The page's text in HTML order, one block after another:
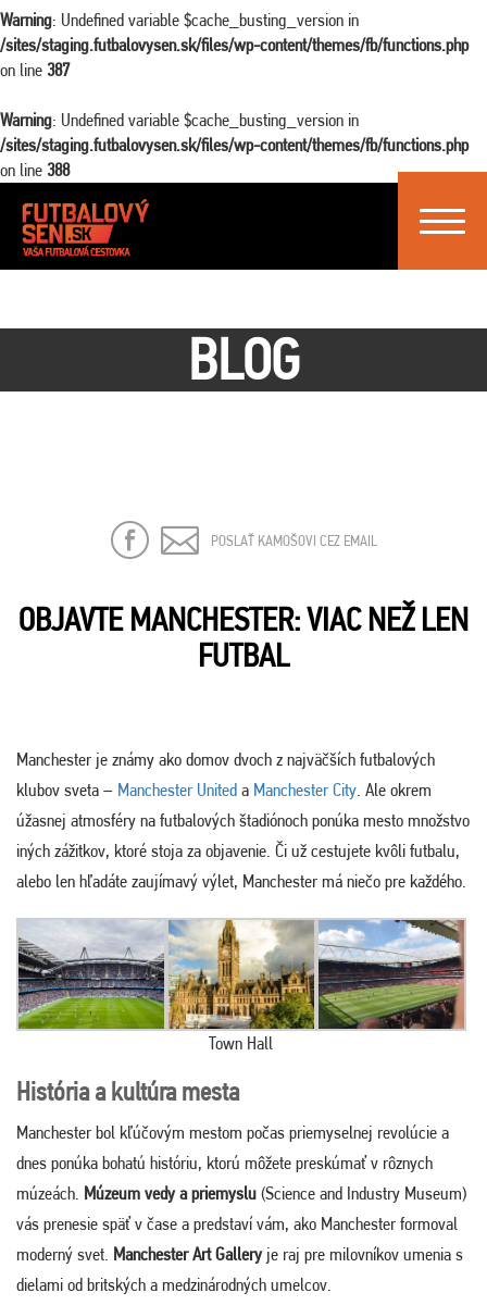
Warning: Undefined variable $cache_busting_version in
/sites/staging.futbalovysen.sk/files/wp-content/themes/fb/functions.php
on line 387
Warning: Undefined variable $cache_busting_version in
/sites/staging.futbalovysen.sk/files/wp-content/themes/fb/functions.php
on line 388
Toggle
BLOG
POSLAŤ KAMOŠOVI CEZ EMAIL
OBJAVTE MANCHESTER: VIAC NEŽ LEN
FUTBAL
Manchester je známy ako domov dvoch z najväčších futbalových
klubov sveta – Manchester United a Manchester City. Ale okrem
úžasnej atmosféry na futbalových štadiónoch ponúka mesto množstvo
iných zážitkov, ktoré stoja za objavenie. Či už cestujete kvôli futbalu,
alebo len hľadáte zaujímavý výlet, Manchester má niečo pre každého.
Town Hall
História a kultúra mesta
Manchester bol kľúčovým mestom počas priemyselnej revolúcie a
dnes ponúka bohatú históriu, ktorú môžete preskúmať v rôznych
múzeách. Múzeum vedy a priemyslu (Science and Industry Museum)
vás prenesie späť v čase a predstaví vám, ako Manchester formoval
moderný svet. Manchester Art Galleryje raj pre milovníkov umenia s
dielami od britských a medzinárodných umelcov.